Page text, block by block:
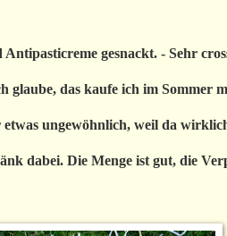
gesnackt. - Sehr
das kaufe ich im Sommer
ungewöhnlich, weil da
dabei. Die Menge ist gut, die